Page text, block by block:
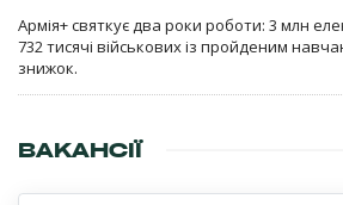
Армія+ святкує два роки роботи: 3 млн
732 тисячі військових із пройденим
знижок.
ВАКАНСІЇ